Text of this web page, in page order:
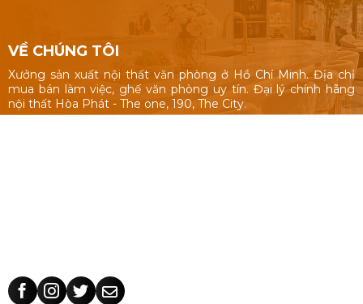
VỀ CHÚNG TÔI
Xưởng sản xuất nội thất văn phòng ở Hồ Chí Minh. Địa chỉ
mua bán làm việc, ghế văn phòng uy tín. Đại lý chính hãng
nội thất Hòa Phát - The one, 190, The City.